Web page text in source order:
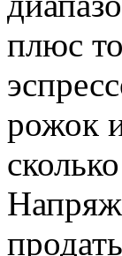
плюс
рожок